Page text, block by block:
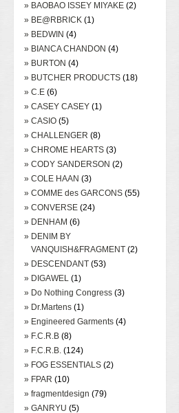
» BAOBAO ISSEY MIYAKE (2)
» BE@RBRICK (1)
» BEDWIN (4)
» BIANCA CHANDON (4)
» BURTON (4)
» BUTCHER PRODUCTS (18)
» C.E (6)
» CASEY CASEY (1)
» CASIO (5)
» CHALLENGER (8)
» CHROME HEARTS (3)
» CODY SANDERSON (2)
» COLE HAAN (3)
» COMME des GARCONS (55)
» CONVERSE (24)
» DENHAM (6)
» DENIM BY
VANQUISH&FRAGMENT (2)
» DESCENDANT (53)
» DIGAWEL (1)
» Do Nothing Congress (3)
» Dr.Martens (1)
» Engineered Garments (4)
» F.C.R.B (8)
» F.C.R.B. (124)
» FOG ESSENTIALS (2)
» FPAR (10)
» fragmentdesign (79)
» GANRYU (5)